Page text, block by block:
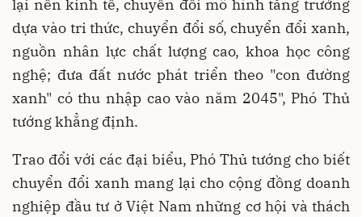
lại nền kinh tế, chuyển đổi mô hình tăng trưởng
dựa vào tri thức, chuyển đổi số, chuyển đổi xanh,
nguồn nhân lực chất lượng cao, khoa học công
nghệ; đưa đất nước phát triển theo "con đường
xanh" có thu nhập cao vào năm 2045", Phó Thủ
tướng khẳng định.
Trao đổi với các đại biểu, Phó Thủ tướng cho biết
chuyển đổi xanh mang lại cho cộng đồng doanh
nghiệp đầu tư ở Việt Nam những cơ hội và thách